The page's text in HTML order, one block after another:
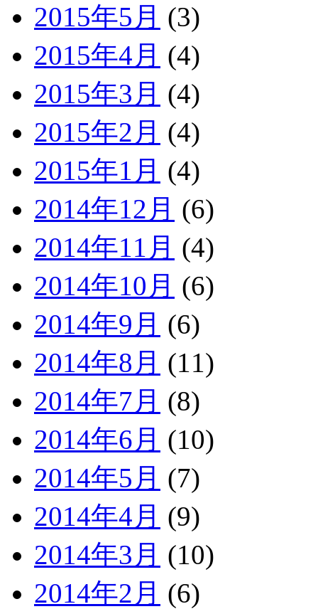
2015年5月 (3)
2015年4月 (4)
2015年3月 (4)
2015年2月 (4)
2015年1月 (4)
2014年12月 (6)
2014年11月 (4)
2014年10月 (6)
2014年9月 (6)
2014年8月 (11)
2014年7月 (8)
2014年6月 (10)
2014年5月 (7)
2014年4月 (9)
2014年3月 (10)
2014年2月 (6)